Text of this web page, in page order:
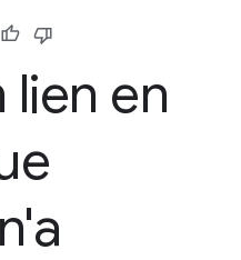
en